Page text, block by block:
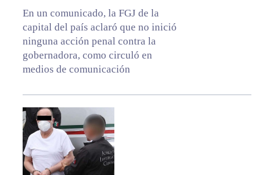
En un comunicado, la FGJ de la
capital del país aclaró que no inició
ninguna acción penal contra la
gobernadora, como circuló en
medios de comunicación